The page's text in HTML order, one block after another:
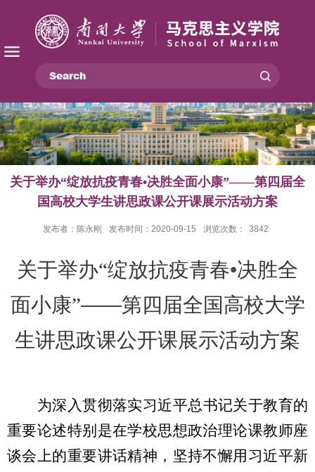
关于举办“绽放抗疫青春•决胜全面小康”——第四届全
国高校大学生讲思政课公开课展示活动方案
发布者：陈永刚 发布时间：2020-09-15 浏览次数： 3842
关于举办“绽放抗疫青春•决胜全
面小康”——第四届全国高校大学
生讲思政课公开课展示活动方案
为深入贯彻落实习近平总书记关于教育的
重要论述特别是在学校思想政治理论课教师座
谈会上的重要讲话精神，坚持不懈用习近平新